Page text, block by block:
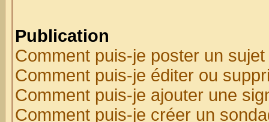
Publication
Comment puis-je poster un
Comment puis-je éditer ou
Comment puis-je ajouter une
Comment puis-je créer un